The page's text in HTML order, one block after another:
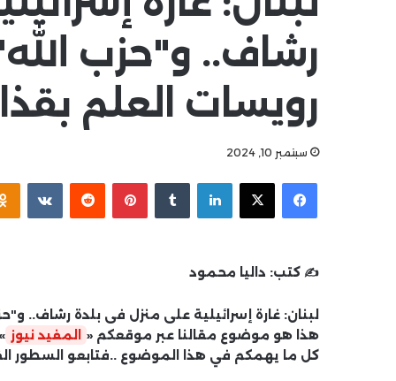
رشاف.. و"حزب
رويسات العلم
سبتمبر 10, 2024
فيسبوك
‫X لينكدإن بينتيريست
✍️ كتب: داليا محمود
لبنان: غارة إسرائيلية على منزل فى بلدة رشاف..
هذا هو موضوع مقالنا عبر موقعكم «
المفيد نيوز
كل ما يهمكم في هذا الموضوع ..فتابعو السطور